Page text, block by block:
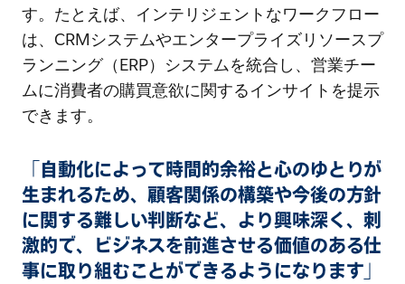
す。たとえば、インテリジェントなワークフロー
は、CRMシステムやエンタープライズリソースプ
ランニング（ERP）システムを統合し、営業チー
ムに消費者の購買意欲に関するインサイトを提示
できます。
「自動化によって時間的余裕と心のゆとりが
生まれるため、顧客関係の構築や今後の方針
に関する難しい判断など、より興味深く、刺
激的で、ビジネスを前進させる価値のある仕
事に取り組むことができるようになります」